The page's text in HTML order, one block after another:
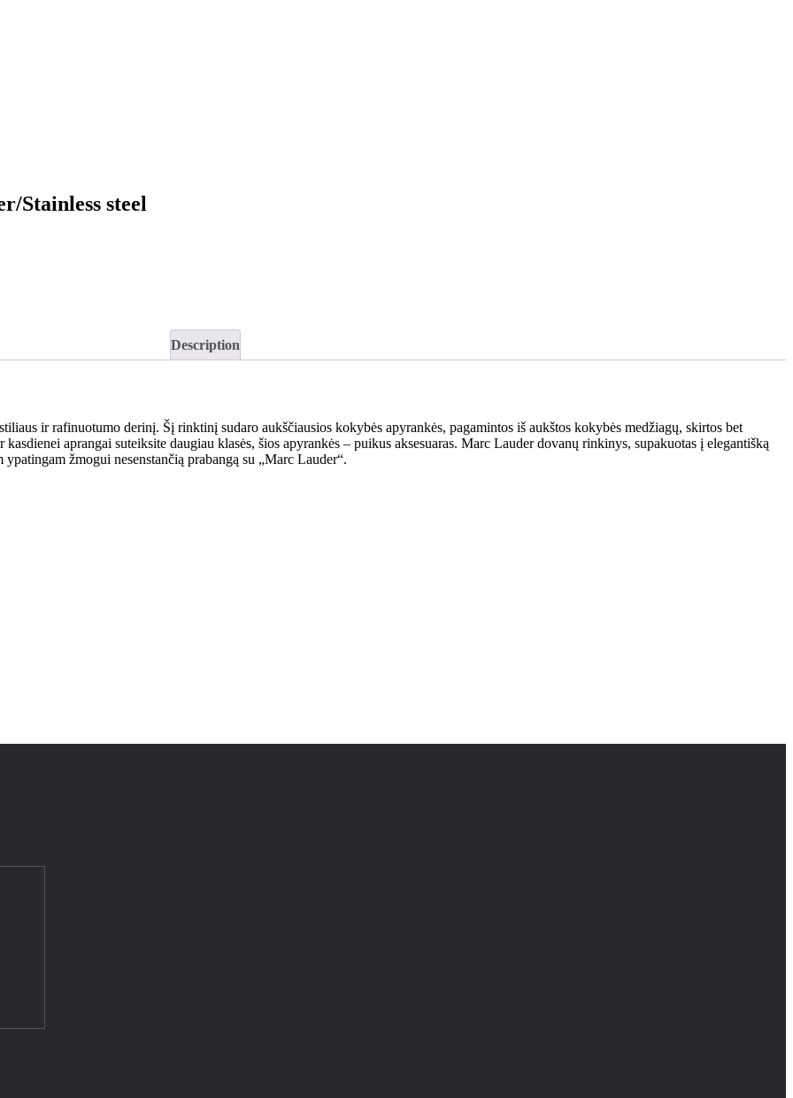
Stainless steel
Description
ir rafinuotumo derinį. Šį rinktinį sudaro aukščiausios kokybės apyrankės, pagamintos iš aukštos kokybės medžiagų, skirtos bet
aprangai suteiksite daugiau klasės, šios apyrankės – puikus aksesuaras. Marc Lauder dovanų rinkinys, supakuotas į elegantišką
žmogui nesenstančią prabangą su „Marc Lauder“.